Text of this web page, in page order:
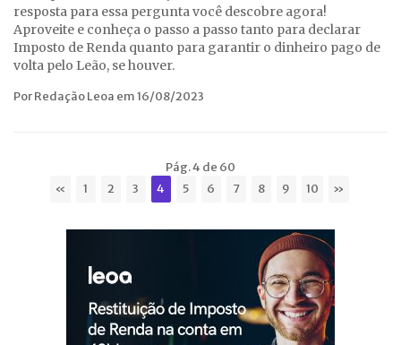
resposta para essa pergunta você descobre agora!
Aproveite e conheça o passo a passo tanto para declarar
Imposto de Renda quanto para garantir o dinheiro pago de
volta pelo Leão, se houver.
Por Redação Leoa em 16/08/2023
Pág. 4 de 60
«
1 2 3 4 5 6 7 8 9 10 »